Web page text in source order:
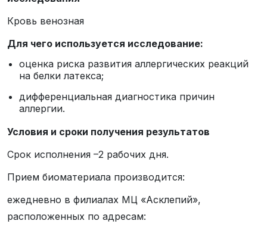
Кровь венозная
Для чего используется исследование:
оценка риска развития аллергических реакций
на белки латекса;
дифференциальная диагностика причин
аллергии.
Условия и сроки получения результатов
Срок исполнения –2 рабочих дня.
Прием биоматериала производится:
ежедневно в филиалах МЦ «Асклепий»,
расположенных по адресам: